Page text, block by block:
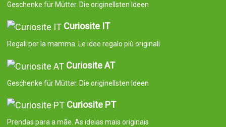
Geschenke für Mütter. Die originellsten Ideen
Curiosite IT
Regali per la mamma. Le idee regalo più originali
Curiosite AT
Geschenke für Mütter. Die originellsten Ideen
Curiosite PT
Prendas para a mãe. As ideias mais originais